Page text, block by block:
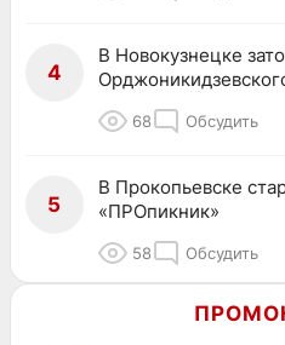
4
В Новокузнецке
68 Обсудить
5
В Прокопьевске
«ПРОпикник»
58 Обсудить